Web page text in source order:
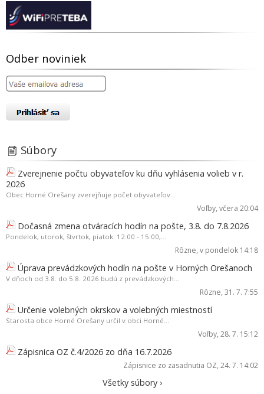
Odber noviniek
Súbory
Zverejnenie počtu obyvateľov ku dňu vyhlásenia volieb v r.
2026
Obec Horné Orešany zverejňuje počet obyvateľov...
Voľby, včera 20:04
Dočasná zmena otváracích hodín na pošte, 3.8. do 7.8.2026
Pondelok, utorok, štvrtok, piatok: 12:00 - 15:00,...
Rôzne, v pondelok 14:18
Úprava prevádzkových hodín na pošte v Horných Orešanoch
V dňoch od 3.8. do 5.8. 2026 budú z prevádzkových...
Rôzne, 31. 7. 7:55
Určenie volebných okrskov a volebných miestností
Starosta obce Horné Orešany určil v obci Horné...
Voľby, 28. 7. 15:12
Zápisnica OZ č.4/2026 zo dňa 16.7.2026
Zápisnice zo zasadnutia OZ, 24. 7. 14:02
Všetky súbory ›